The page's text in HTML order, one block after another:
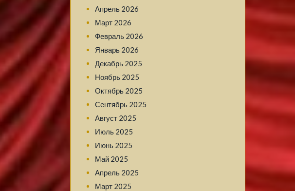
Апрель 2026
Март 2026
Февраль 2026
Январь 2026
Декабрь 2025
Ноябрь 2025
Октябрь 2025
Сентябрь 2025
Август 2025
Июль 2025
Июнь 2025
Май 2025
Апрель 2025
Март 2025